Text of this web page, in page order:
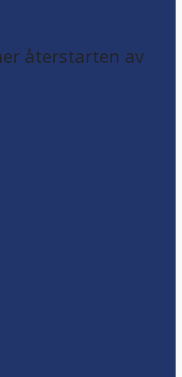
återstarten av